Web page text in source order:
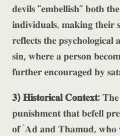
𝐝𝐞𝐯𝐢𝐥𝐬 “𝐞𝐦𝐛𝐞𝐥𝐥𝐢𝐬𝐡” 𝐛𝐨𝐭𝐡
𝐢𝐧𝐝𝐢𝐯𝐢𝐝𝐮𝐚𝐥𝐬, 𝐦𝐚𝐤𝐢𝐧𝐠 𝐭𝐡𝐞𝐢𝐫
𝐫𝐞𝐟𝐥𝐞𝐜𝐭𝐬 𝐭𝐡𝐞 𝐩𝐬𝐲𝐜𝐡𝐨𝐥𝐨𝐠𝐢𝐜𝐚𝐥
𝐬𝐢𝐧, 𝐰𝐡𝐞𝐫𝐞 𝐚 𝐩𝐞𝐫𝐬𝐨𝐧
𝐟𝐮𝐫𝐭𝐡𝐞𝐫 𝐞𝐧𝐜𝐨𝐮𝐫𝐚𝐠𝐞𝐝 𝐛𝐲
𝟑) 𝐇𝐢𝐬𝐭𝐨𝐫𝐢𝐜𝐚𝐥 𝐂𝐨𝐧𝐭𝐞𝐱𝐭:𝐓𝐡𝐞
𝐩𝐮𝐧𝐢𝐬𝐡𝐦𝐞𝐧𝐭 𝐭𝐡𝐚𝐭 𝐛𝐞𝐟𝐞𝐥𝐥
𝐨𝐟 `𝐀𝐝 𝐚𝐧𝐝 𝐓𝐡𝐚𝐦𝐮𝐝, 𝐰𝐡𝐨